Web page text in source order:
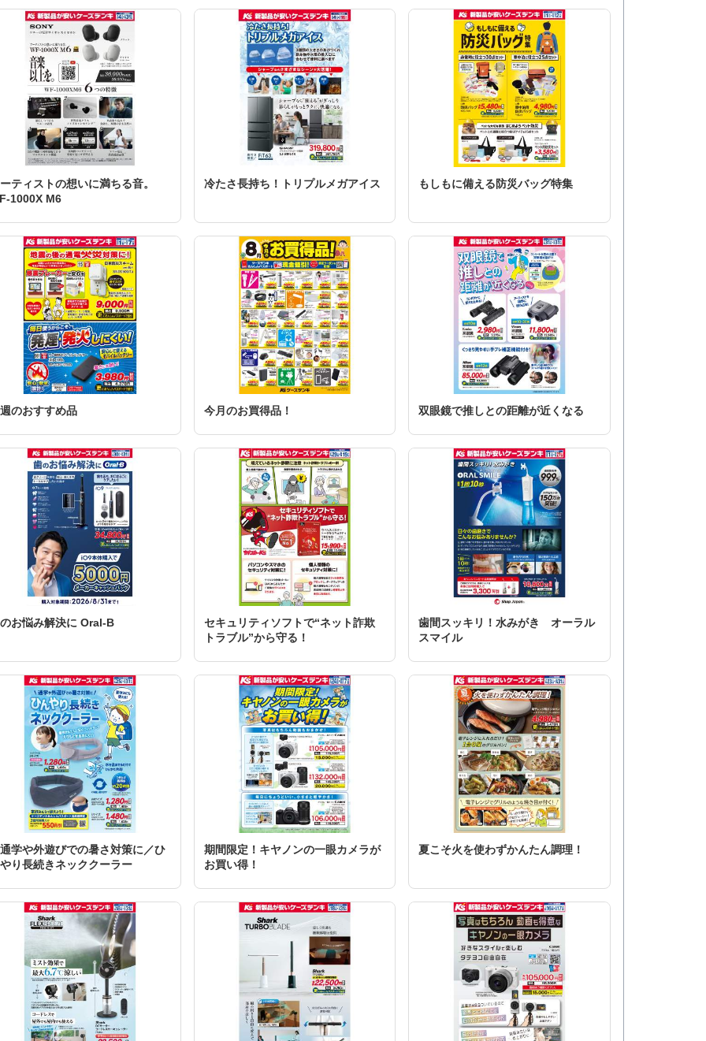
ティストの想いに満ちる音。
1000X M6
冷たさ長持ち！トリプルメガアイス もしもに備える防災バッグ特集
のおすすめ品 今月のお買得品！ 双眼鏡で推しとの距離が近くなる
お悩み解決に Oral-B
セキュリティソフトで“ネット詐欺
トラブル”から守る！
歯間スッキリ！水みがき オーラル
スマイル
学や外遊びでの暑さ対策に／ひ
り長続きネッククーラー
期間限定！キヤノンの一眼カメラが
お買い得！
夏こそ火を使わずかんたん調理！